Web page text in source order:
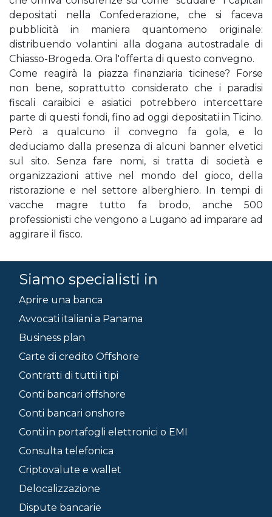
depositati nella Confederazione, che si faceva
pubblicità in maniera quantomeno originale:
distribuendo volantini alla dogana autostradale di
Chiasso-Brogeda. Ora l'offerta di questo convegno.
Come reagirà la piazza finanziaria ticinese? Forse
non bene, soprattutto considerato che i paradisi
fiscali caraibici e asiatici potrebbero intercettare
parte di questi fondi, fino ad oggi depositati in Ticino.
Però a qualcuno il convegno fa gola, e lo
deduciamo dalla presenza di alcuni banner elvetici
sul sito. Senza fare nomi, si tratta di società e
organizzazioni attive nel mondo del gioco, della
ristorazione e nel settore alberghiero. In tempi di
vacche magre tutto fa brodo, anche 500
professionisti che vengono a Lugano ad imparare ad
aggirare il fisco.
Siamo specialisti in
Aprire una banca
Avvocati italiani a Panama
Business plan
Carte di credito Offshore
Contratti di tutti i tipi
Conti bancari offshore
Conti bancari onshore
Conti in portafogli elettronici o EMI
Consulta telefonica
Criptovalute e wallet
Delocalizzazione
Dispute bancarie